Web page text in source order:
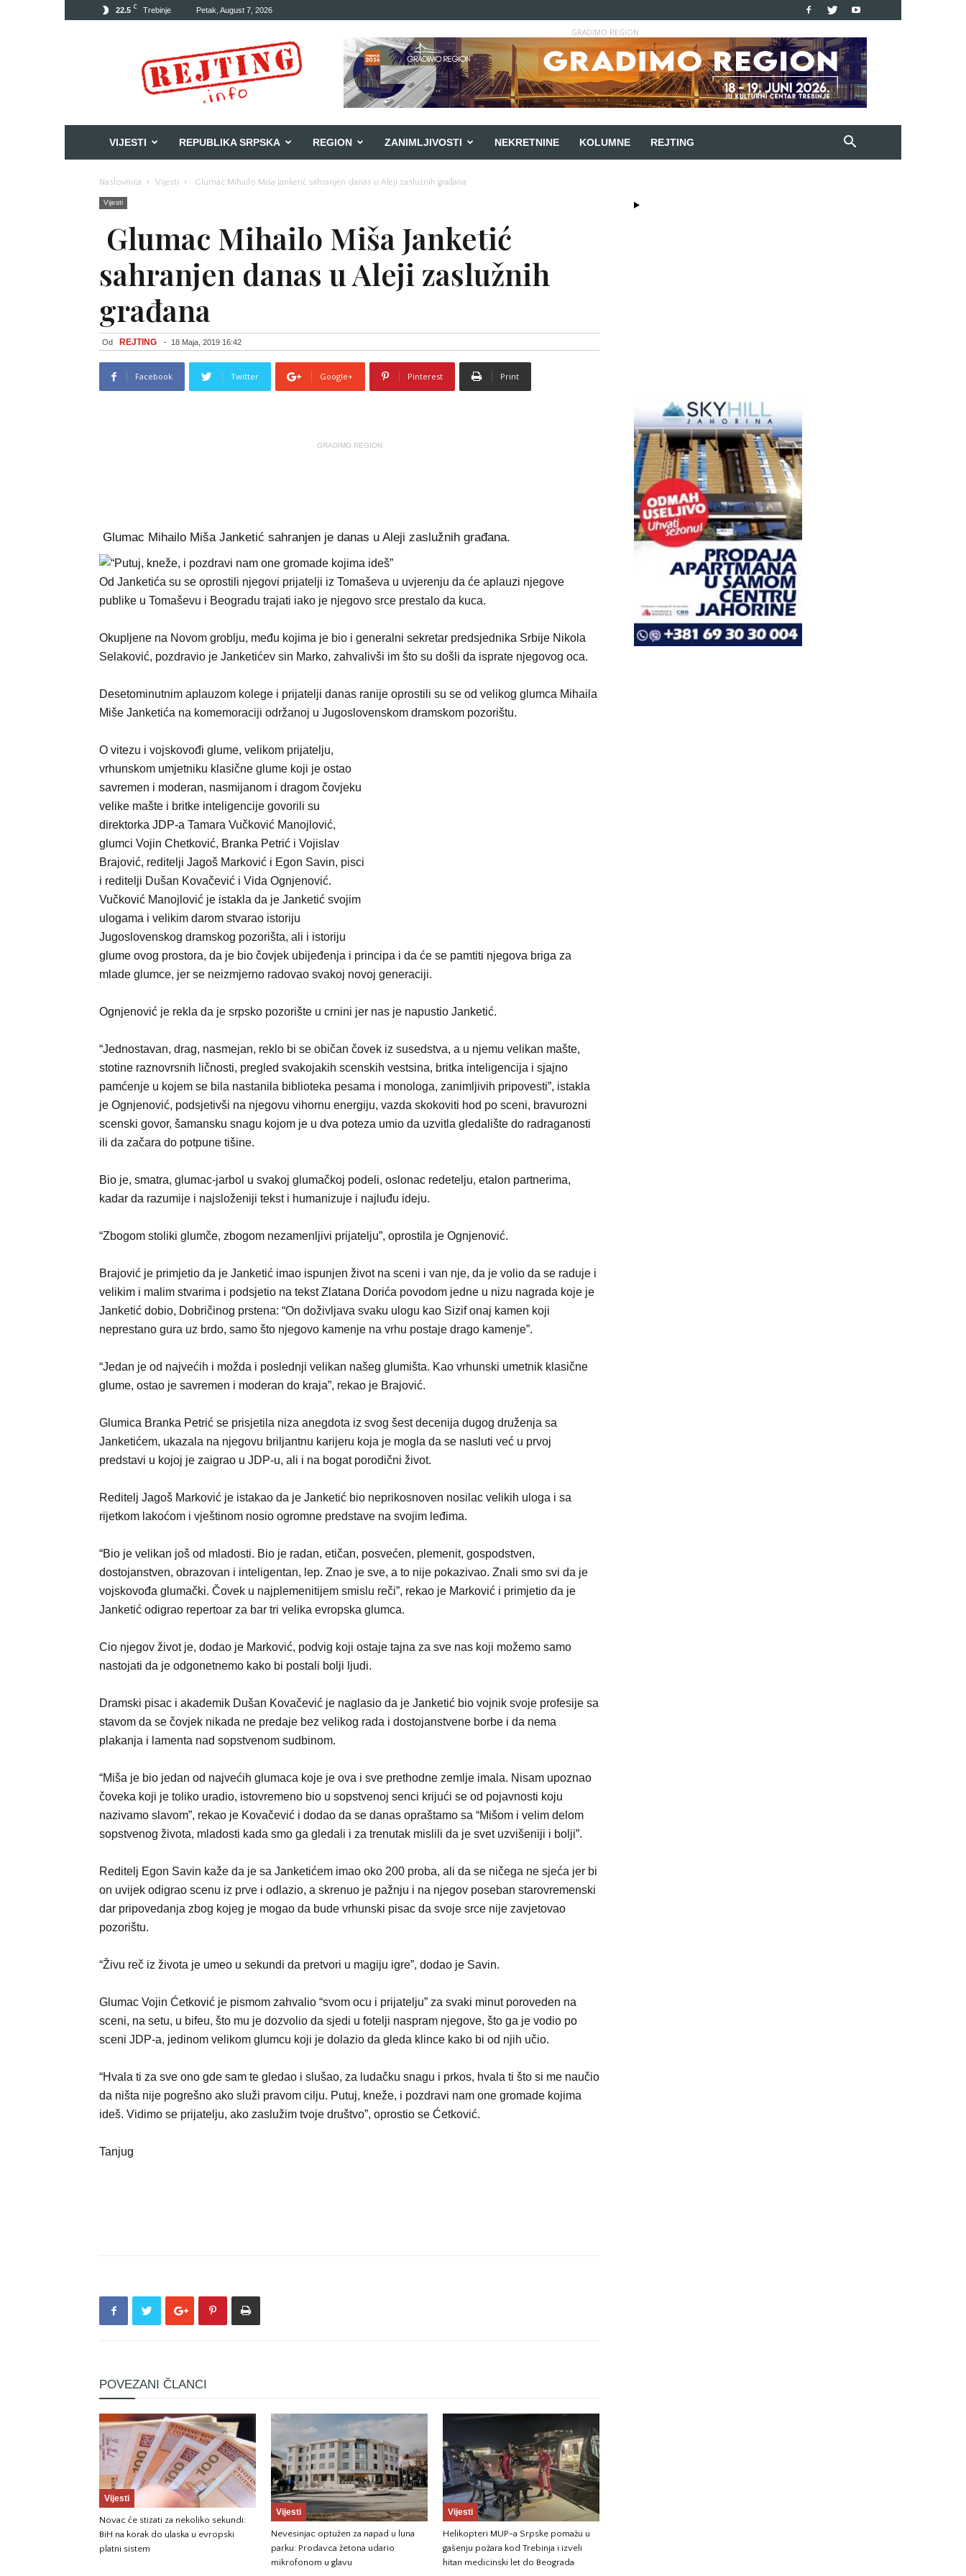
22.5 C Trebinje Petak, August 7, 2026
GRADIMO REGION
VIJESTI REPUBLIKA SRPSKA REGION ZANIMLJIVOSTI NEKRETNINE KOLUMNE REJTING
Naslovnica Vijesti Glumac Mihailo Miša Janketić sahranjen danas u Aleji zaslužnih građana
Vijesti
Glumac Mihailo Miša Janketić
sahranjen danas u Aleji zaslužnih
građana
Od REJTING - 18 Maja, 2019 16:42
Facebook Twitter Google+ Pinterest Print
GRADIMO REGION
Glumac Mihailo Miša Janketić sahranjen je danas u Aleji zaslužnih građana.
Od Janketića su se oprostili njegovi prijatelji iz Tomaševa u uvjerenju da će aplauzi njegove
publike u Tomaševu i Beogradu trajati iako je njegovo srce prestalo da kuca.
Okupljene na Novom groblju, među kojima je bio i generalni sekretar predsjednika Srbije Nikola
Selaković, pozdravio je Janketićev sin Marko, zahvalivši im što su došli da isprate njegovog oca.
Desetominutnim aplauzom kolege i prijatelji danas ranije oprostili su se od velikog glumca Mihaila
Miše Janketića na komemoraciji održanoj u Jugoslovenskom dramskom pozorištu.
O vitezu i vojskovođi glume, velikom prijatelju,
vrhunskom umjetniku klasične glume koji je ostao
savremen i moderan, nasmijanom i dragom čovjeku
velike mašte i britke inteligencije govorili su
direktorka JDP-a Tamara Vučković Manojlović,
glumci Vojin Chetković, Branka Petrić i Vojislav
Brajović, reditelji Jagoš Marković i Egon Savin, pisci
i reditelji Dušan Kovačević i Vida Ognjenović.
Vučković Manojlović je istakla da je Janketić svojim
ulogama i velikim darom stvarao istoriju
Jugoslovenskog dramskog pozorišta, ali i istoriju
glume ovog prostora, da je bio čovjek ubijeđenja i principa i da će se pamtiti njegova briga za
mlade glumce, jer se neizmjerno radovao svakoj novoj generaciji.
Ognjenović je rekla da je srpsko pozorište u crnini jer nas je napustio Janketić.
“Jednostavan, drag, nasmejan, reklo bi se običan čovek iz susedstva, a u njemu velikan mašte,
stotine raznovrsnih ličnosti, pregled svakojakih scenskih vestsina, britka inteligencija i sjajno
pamćenje u kojem se bila nastanila biblioteka pesama i monologa, zanimljivih pripovesti”, istakla
je Ognjenović, podsjetivši na njegovu vihornu energiju, vazda skokoviti hod po sceni, bravurozni
scenski govor, šamansku snagu kojom je u dva poteza umio da uzvitla gledalište do radraganosti
ili da začara do potpune tišine.
Bio je, smatra, glumac-jarbol u svakoj glumačkoj podeli, oslonac redetelju, etalon partnerima,
kadar da razumije i najsloženiji tekst i humanizuje i najluđu ideju.
“Zbogom stoliki glumče, zbogom nezamenljivi prijatelju”, oprostila je Ognjenović.
Brajović je primjetio da je Janketić imao ispunjen život na sceni i van nje, da je volio da se raduje i
velikim i malim stvarima i podsjetio na tekst Zlatana Dorića povodom jedne u nizu nagrada koje je
Janketić dobio, Dobričinog prstena: “On doživljava svaku ulogu kao Sizif onaj kamen koji
neprestano gura uz brdo, samo što njegovo kamenje na vrhu postaje drago kamenje”.
“Jedan je od najvećih i možda i poslednji velikan našeg glumišta. Kao vrhunski umetnik klasične
glume, ostao je savremen i moderan do kraja”, rekao je Brajović.
Glumica Branka Petrić se prisjetila niza anegdota iz svog šest decenija dugog druženja sa
Janketićem, ukazala na njegovu briljantnu karijeru koja je mogla da se nasluti već u prvoj
predstavi u kojoj je zaigrao u JDP-u, ali i na bogat porodični život.
Reditelj Jagoš Marković je istakao da je Janketić bio neprikosnoven nosilac velikih uloga i sa
rijetkom lakoćom i vještinom nosio ogromne predstave na svojim leđima.
“Bio je velikan još od mladosti. Bio je radan, etičan, posvećen, plemenit, gospodstven,
dostojanstven, obrazovan i inteligentan, lep. Znao je sve, a to nije pokazivao. Znali smo svi da je
vojskovođa glumački. Čovek u najplemenitijem smislu reči”, rekao je Marković i primjetio da je
Janketić odigrao repertoar za bar tri velika evropska glumca.
Cio njegov život je, dodao je Marković, podvig koji ostaje tajna za sve nas koji možemo samo
nastojati da je odgonetnemo kako bi postali bolji ljudi.
Dramski pisac i akademik Dušan Kovačević je naglasio da je Janketić bio vojnik svoje profesije sa
stavom da se čovjek nikada ne predaje bez velikog rada i dostojanstvene borbe i da nema
plakanja i lamenta nad sopstvenom sudbinom.
“Miša je bio jedan od najvećih glumaca koje je ova i sve prethodne zemlje imala. Nisam upoznao
čoveka koji je toliko uradio, istovremeno bio u sopstvenoj senci krijući se od pojavnosti koju
nazivamo slavom”, rekao je Kovačević i dodao da se danas opraštamo sa “Mišom i velim delom
sopstvenog života, mladosti kada smo ga gledali i za trenutak mislili da je svet uzvišeniji i bolji”.
Reditelj Egon Savin kaže da je sa Janketićem imao oko 200 proba, ali da se ničega ne sjeća jer bi
on uvijek odigrao scenu iz prve i odlazio, a skrenuo je pažnju i na njegov poseban starovremenski
dar pripovedanja zbog kojeg je mogao da bude vrhunski pisac da svoje srce nije zavjetovao
pozorištu.
“Živu reč iz života je umeo u sekundi da pretvori u magiju igre”, dodao je Savin.
Glumac Vojin Ćetković je pismom zahvalio “svom ocu i prijatelju” za svaki minut poroveden na
sceni, na setu, u bifeu, što mu je dozvolio da sjedi u fotelji naspram njegove, što ga je vodio po
sceni JDP-a, jedinom velikom glumcu koji je dolazio da gleda klince kako bi od njih učio.
“Hvala ti za sve ono gde sam te gledao i slušao, za ludačku snagu i prkos, hvala ti što si me naučio
da ništa nije pogrešno ako služi pravom cilju. Putuj, kneže, i pozdravi nam one gromade kojima
ideš. Vidimo se prijatelju, ako zaslužim tvoje društvo”, oprostio se Ćetković.
Tanjug
POVEZANI ČLANCI
Vijesti
Novac će stizati za nekoliko sekundi:
BiH na korak do ulaska u evropski
platni sistem
Vijesti
Nevesinjac optužen za napad u luna
parku: Prodavca žetona udario
mikrofonom u glavu
Vijesti
Helikopteri MUP-a Srpske pomažu u
gašenju požara kod Trebinja i izveli
hitan medicinski let do Beograda